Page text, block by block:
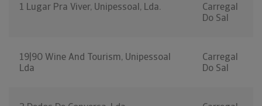
1 Lugar Pra Viver, Unipessoal, Lda.
Carregal
Do Sal
19|90 Wine And Tourism, Unipessoal
Lda
Carregal
Do Sal